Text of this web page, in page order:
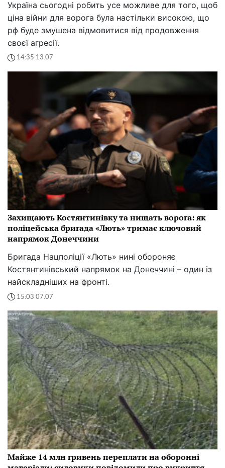
Україна сьогодні робить усе можливе для того, щоб
ціна війни для ворога була настільки високою, що
рф буде змушена відмовитися від продовження
своєї агресії.
14:35 13.07
Захищають Костянтинівку та нищать ворога: як
поліцейська бригада «Лють» тримає ключовий
напрямок Донеччини
Бригада Нацполіції «Лють» нині обороняє
Костянтинівський напрямок на Донеччині – один із
найскладніших на фронті.
15:03 07.07
Майже 14 млн гривень переплати на оборонні